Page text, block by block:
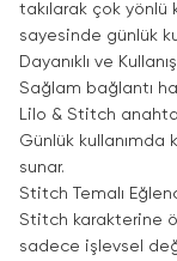
takılarak çok yönlü
sayesinde günlük
Dayanıklı ve
Sağlam bağlantı
Lilo & Stitch
Günlük kullanımda
sunar.
Stitch Temalı
Stitch karakterine
sadece işlevsel